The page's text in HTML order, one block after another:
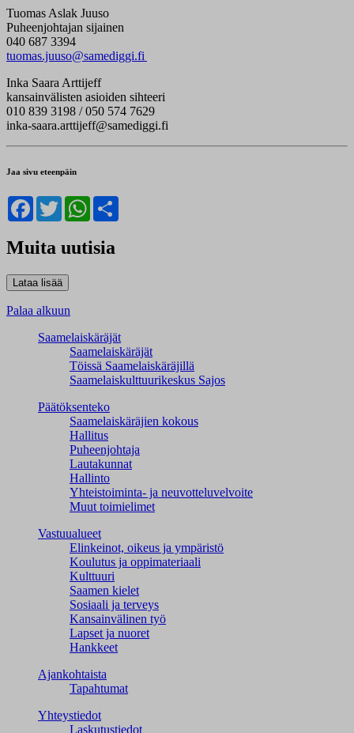
Tuomas Aslak Juuso
Puheenjohtajan sijainen
040 687 3394
tuomas.juuso@samediggi.fi
Inka Saara Arttijeff
kansainvälisten asioiden sihteeri
010 839 3198 / 050 574 7629
inka-saara.arttijeff@samediggi.fi
Jaa sivu eteenpäin
Facebook
TwitterWhatsApp
Muita uutisia
Palaa alkuun
Saamelaiskäräjät
Saamelaiskäräjät
Töissä Saamelaiskäräjillä
Saamelaiskulttuuri­keskus Sajos
Päätöksenteko
Saamelaiskäräjien kokous
Hallitus
Puheenjohtaja
Lautakunnat
Hallinto
Yhteistoiminta- ja neuvotteluvelvoite
Muut toimielimet
Vastuualueet
Elinkeinot, oikeus ja ympäristö
Koulutus ja oppimateriaali
Kulttuuri
Saamen kielet
Sosiaali ja terveys
Kansainvälinen työ
Lapset ja nuoret
Hankkeet
Ajankohtaista
Tapahtumat
Yhteystiedot
Laskutustiedot